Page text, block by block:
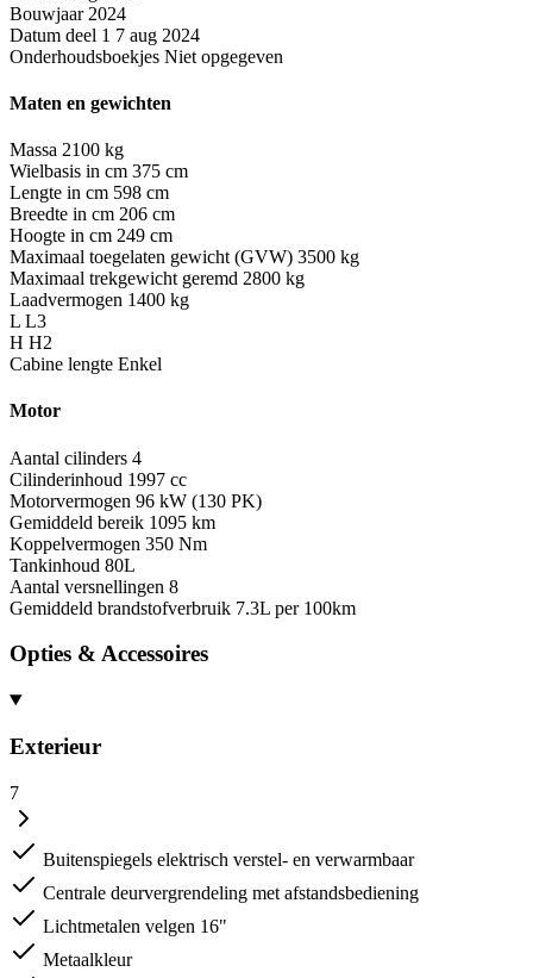
Bouwjaar 2024
Datum deel 1 7 aug 2024
Onderhoudsboekjes Niet opgegeven
Maten en gewichten
Massa 2100 kg
Wielbasis in cm 375 cm
Lengte in cm 598 cm
Breedte in cm 206 cm
Hoogte in cm 249 cm
Maximaal toegelaten gewicht (GVW) 3500 kg
Maximaal trekgewicht geremd 2800 kg
Laadvermogen 1400 kg
L L3
H H2
Cabine lengte Enkel
Motor
Aantal cilinders 4
Cilinderinhoud 1997 cc
Motorvermogen 96 kW (130 PK)
Gemiddeld bereik 1095 km
Koppelvermogen 350 Nm
Tankinhoud 80L
Aantal versnellingen 8
Gemiddeld brandstofverbruik 7.3L per 100km
Opties & Accessoires
Exterieur
7
Buitenspiegels elektrisch verstel- en verwarmbaar
Centrale deurvergrendeling met afstandsbediening
Lichtmetalen velgen 16"
Metaalkleur